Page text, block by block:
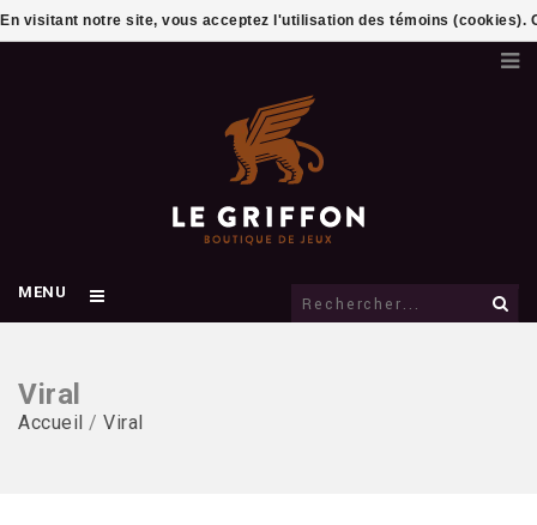
MENU
Viral
Accueil / Viral
En visitant notre site, vous acceptez l'utilisation des témoins